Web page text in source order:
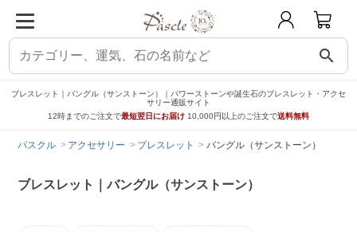
search
ブレスレット｜バングル（サンストーン）｜パワーストーンや誕生石のブレスレット・アクセ
サリー通販サイト
12時までのご注文で最短翌日にお届け 10,000円以上のご注文で送料無料
パスクル アクセサリー ブレスレット バングル（サンストーン）
ブレスレット｜バングル（サンストーン）